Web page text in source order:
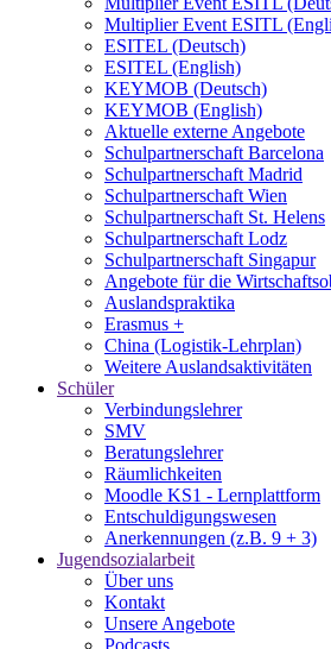
Multiplier Event ESITL
ESITEL (Deutsch)
ESITEL (English)
KEYMOB (Deutsch)
KEYMOB (English)
Aktuelle externe Angebote
Schulpartnerschaft Barcelona
Schulpartnerschaft Madrid
Schulpartnerschaft Wien
Schulpartnerschaft St. Helens
Schulpartnerschaft Lodz
Schulpartnerschaft Singapur
Angebote für die
Auslandspraktika
Erasmus +
China (Logistik-Lehrplan)
Weitere Auslandsaktivitäten
Schüler
Verbindungslehrer
SMV
Beratungslehrer
Räumlichkeiten
Moodle KS1 - Lernplattform
Entschuldigungswesen
Anerkennungen (z.B. 9 + 3)
Jugendsozialarbeit
Über uns
Kontakt
Unsere Angebote
Podcasts